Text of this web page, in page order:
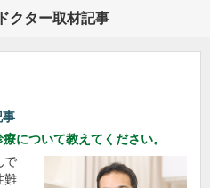
クター取材記事
事
について教えてください。
で
難